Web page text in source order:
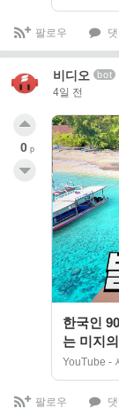
팔로우
비디오 bot
4일 전
한국인
는 미지
YouTube -
0 p
팔로우